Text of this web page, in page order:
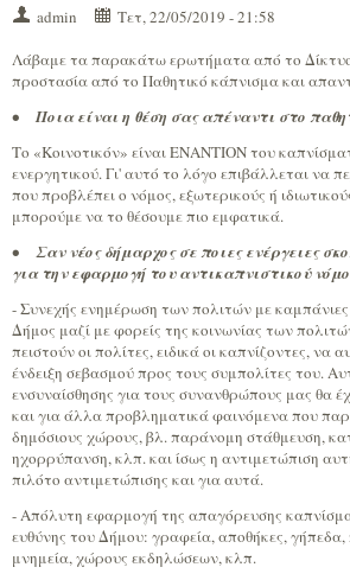
admin
Τετ, 22/05/2019 - 21:58
Λάβαμε τα παρακάτω ερωτήματα από το
προστασία από το Παθητικό κάπνισμα και
•
Ποια είναι η θέση σας απέναντι στο
Το «Κοινοτικόν» είναι ΕΝΑΝΤΙΟΝ του
ενεργητικού. Γι' αυτό το λόγο επιβάλλεται να
που προβλέπει ο νόμος, εξωτερικούς ή
μπορούμε να το θέσουμε πιο εμφατικά.
•
Σαν νέος δήμαρχος σε ποιες ενέργειες
για την εφαρμογή του αντικαπνιστικού
- Συνεχής ενημέρωση των πολιτών με
Δήμος μαζί με φορείς της κοινωνίας των
πειστούν οι πολίτες, ειδικά οι καπνίζοντες, να
ένδειξη σεβασμού προς τους συμπολίτες του.
ενσυναίσθησης για τους συνανθρώπους μας θα
και για άλλα προβληματικά φαινόμενα που
δημόσιους χώρους, βλ. παράνομη στάθμευση,
ηχορρύπανση, κλπ. και ίσως η αντιμετώπιση
πιλότο αντιμετώπισης και για αυτά.
- Απόλυτη εφαρμογή της απαγόρευσης
ευθύνης του Δήμου: γραφεία, αποθήκες, γήπεδα,
μνημεία, χώρους εκδηλώσεων, κλπ.